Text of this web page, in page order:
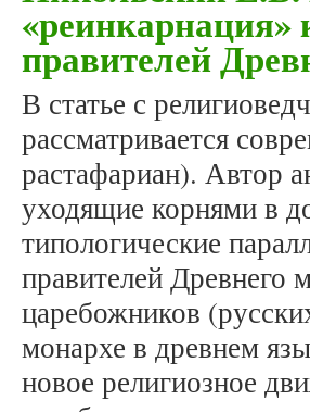
«реинкарнация»
правителей
В статье с
рассматривается
растафариан). Автор
уходящие корнями в
типологические
правителей Древнего
царебожников
монархе в древнем
новое религиозное